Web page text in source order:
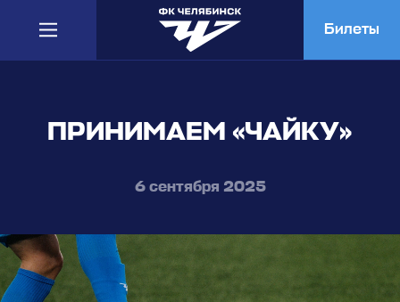
Билеты
ПРИНИМАЕМ «ЧАЙКУ»
6 сентября 2025